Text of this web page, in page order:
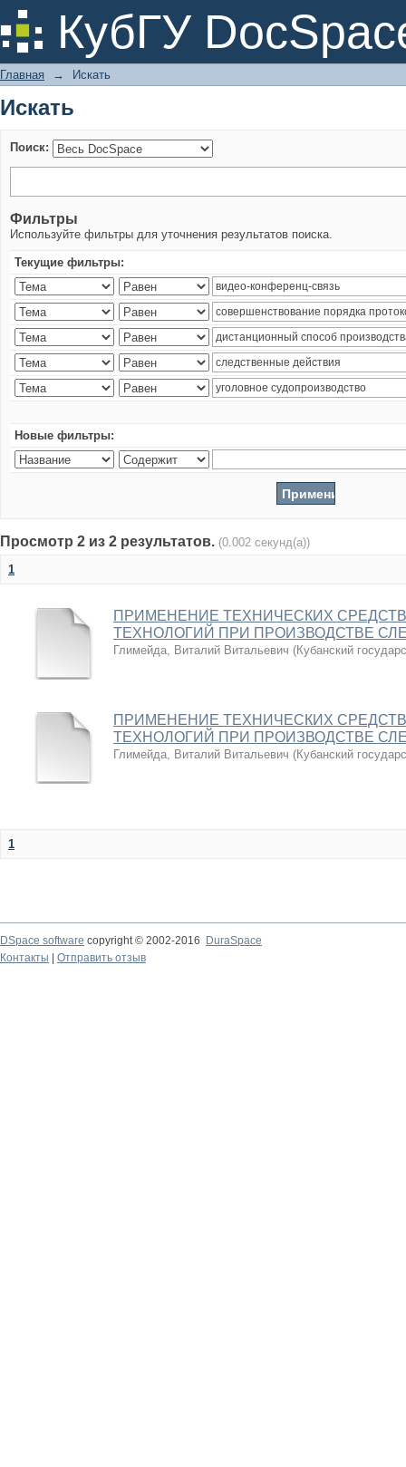
КубГУ
Искать
Главная → Искать
Искать
Поиск:
Фильтры
Используйте фильтры для уточнения результатов поиска.
Текущие фильтры:
Новые фильтры:
Просмотр 2 из 2 результатов. (0.002 секунд(а))
1
ПРИМЕНЕНИЕ ТЕХНИЧЕСКИХ
ТЕХНОЛОГИЙ ПРИ ПРОИЗВОДСТВЕ
Глимейда, Виталий Витальевич (Кубанский
ПРИМЕНЕНИЕ ТЕХНИЧЕСКИХ
ТЕХНОЛОГИЙ ПРИ ПРОИЗВОДСТВЕ
Глимейда, Виталий Витальевич (Кубанский
1
DSpace software copyright © 2002-2016
DuraSpace
Контакты
Отправить отзыв